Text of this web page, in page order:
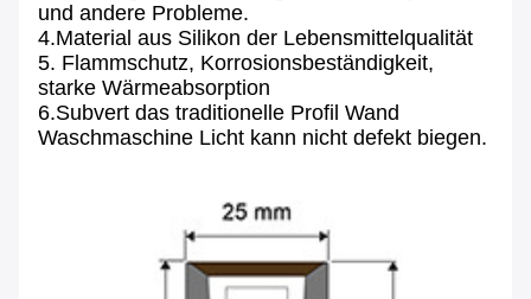
und andere Probleme.
4.Material aus Silikon der Lebensmittelqualität
5. Flammschutz, Korrosionsbeständigkeit,
starke Wärmeabsorption
6.Subvert das traditionelle Profil Wand
Waschmaschine Licht kann nicht defekt biegen.